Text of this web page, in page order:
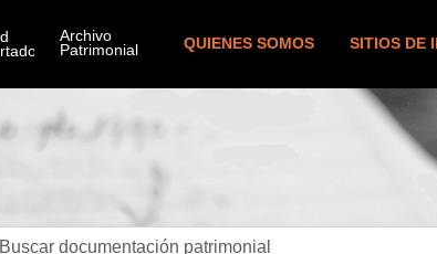
QUIENES SOMOS SITIOS DE